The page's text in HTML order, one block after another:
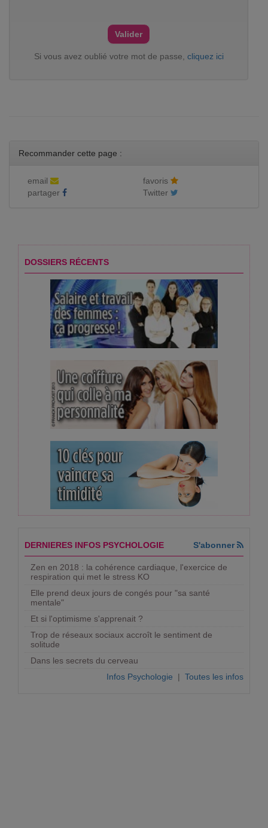
Si vous avez oublié votre mot de passe, cliquez ici
Recommander cette page :
email
favoris
partager
Twitter
DOSSIERS RÉCENTS
DERNIERES INFOS PSYCHOLOGIE S'abonner
Zen en 2018 : la cohérence cardiaque, l'exercice de
respiration qui met le stress KO
Elle prend deux jours de congés pour "sa santé
mentale"
Et si l'optimisme s'apprenait ?
Trop de réseaux sociaux accroît le sentiment de
solitude
Dans les secrets du cerveau
Infos Psychologie | Toutes les infos